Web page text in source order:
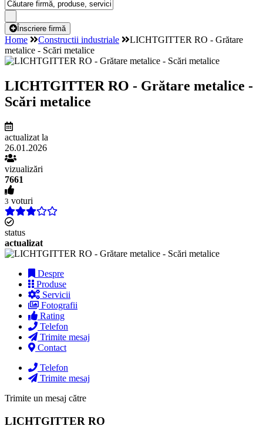
Înscriere firmă
Home Constructii industriale
LICHTGITTER RO - Grătare
metalice - Scări metalice
LICHTGITTER RO - Grătare metalice -
Scări metalice
actualizat la
26.01.2026
vizualizări
7661
3 voturi
status
actualizat
Despre
Produse
Servicii
Fotografii
Rating
Telefon
Trimite mesaj
Contact
Telefon
Trimite mesaj
Trimite un mesaj către
LICHTGITTER RO